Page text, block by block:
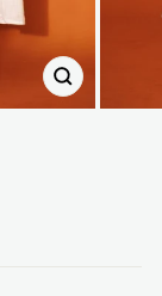
סגור